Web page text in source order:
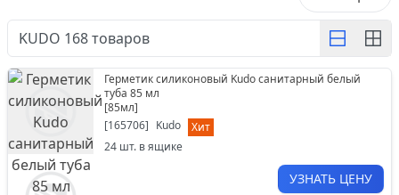
KUDO 168товаров
Герметик силиконовый Kudo санитарный белый
туба 85 мл
[85мл]
[165706] Kudo
Хит
24 шт. в ящике
УЗНАТЬ ЦЕНУ